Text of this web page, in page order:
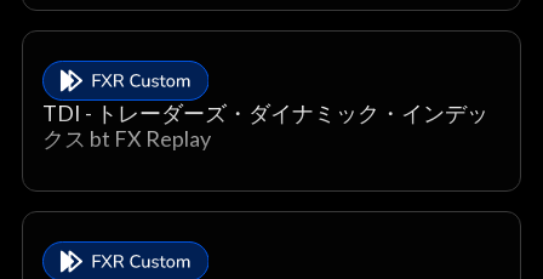
TDI - トレーダーズ・ダイナミック・インデッ
クス bt FX Replay